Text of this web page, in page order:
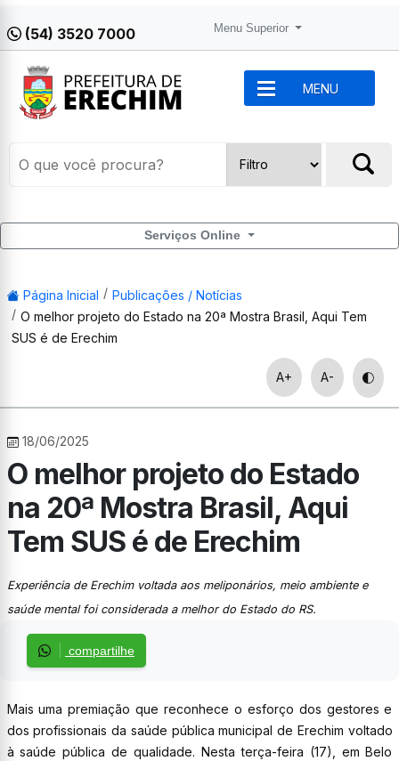
(54) 3520 7000 Menu Superior
MENU
Serviços Online
Página Inicial
Publicações / Notícias
O melhor projeto do Estado na 20ª Mostra Brasil, Aqui Tem
SUS é de Erechim
A+ A-
18/06/2025
O melhor projeto do Estado
na 20ª Mostra Brasil, Aqui
Tem SUS é de Erechim
Experiência de Erechim voltada aos meliponários, meio ambiente e
saúde mental foi considerada a melhor do Estado do RS.
compartilhe
Mais uma premiação que reconhece o esforço dos gestores e
dos profissionais da saúde pública municipal de Erechim voltado
à saúde pública de qualidade. Nesta terça-feira (17), em Belo